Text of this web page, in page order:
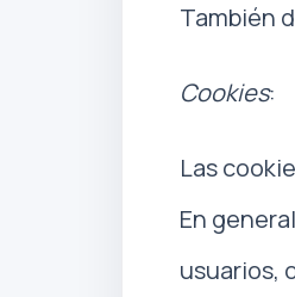
También
Cookies:
Las
En
usuarios,